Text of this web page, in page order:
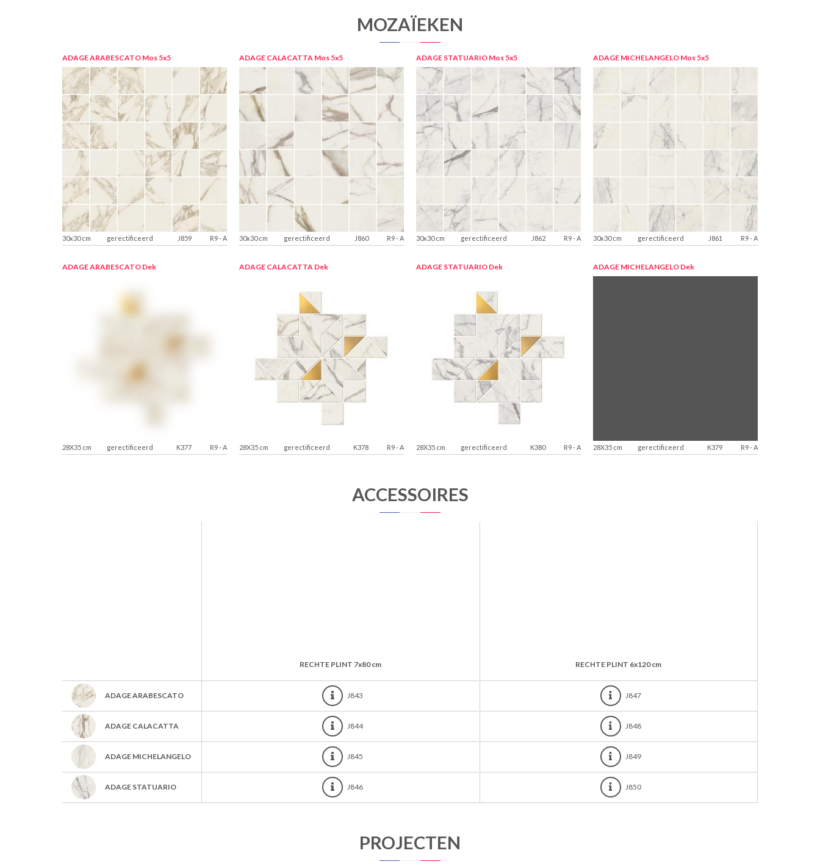
MOZAÏEKEN
ADAGE ARABESCATO Mos 5x5
30x30 cm gerectificeerd J859 R9- A
ADAGE CALACATTA Mos 5x5
30x30 cm gerectificeerd J860 R9- A
ADAGE STATUARIO Mos 5x5
30x30 cm gerectificeerd J862 R9- A
ADAGE MICHELANGELO Mos 5x5
30x30 cm gerectificeerd J861 R9- A
ADAGE ARABESCATO Dek
28X35 cm gerectificeerd K377 R9- A
ADAGE CALACATTA Dek
28X35 cm gerectificeerd K378 R9- A
ADAGE STATUARIO Dek
28X35 cm gerectificeerd K380 R9- A
ADAGE MICHELANGELO Dek
28X35 cm gerectificeerd K379 R9- A
ACCESSOIRES
ADAGE ARABESCATO
ADAGE CALACATTA
ADAGE MICHELANGELO
ADAGE STATUARIO
RECHTE PLINT 7x80 cm
J843
J844
J845
J846
RECHTE PLINT 6x120 cm
J847
J848
J849
J850
PROJECTEN